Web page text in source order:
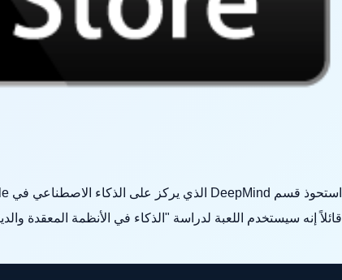
قائلاً إنه سيستخدم اللعبة لدراسة "الذكاء في الأنظمة المعقدة